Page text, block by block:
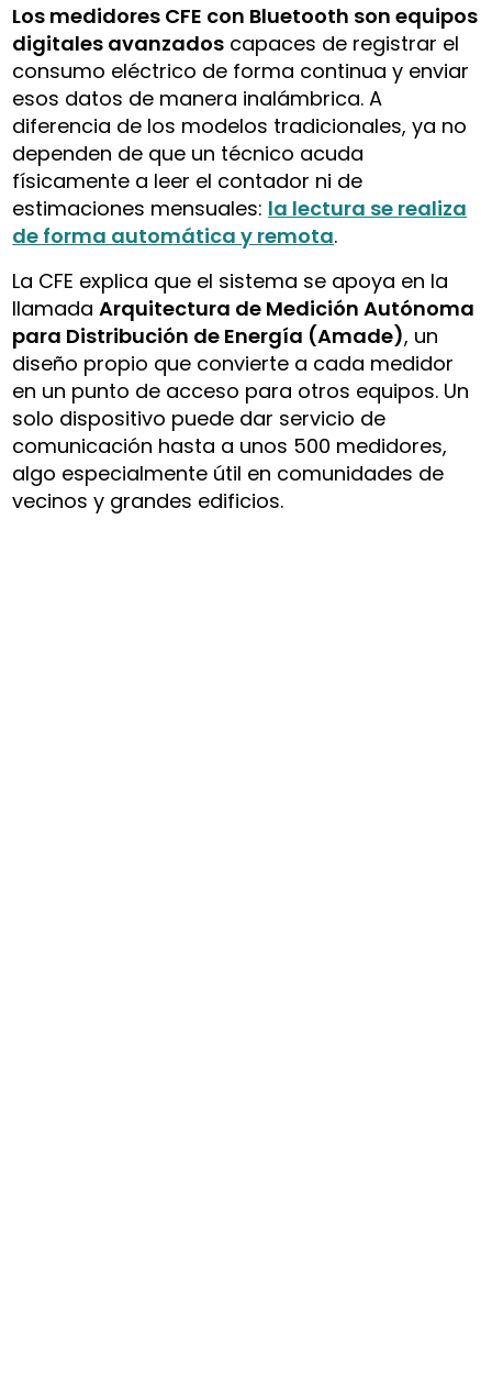
Los medidores CFE con Bluetooth son equipos
digitales avanzados capaces de registrar el
consumo eléctrico de forma continua y enviar
esos datos de manera inalámbrica. A
diferencia de los modelos tradicionales, ya no
dependen de que un técnico acuda
físicamente a leer el contador ni de
estimaciones mensuales: la lectura se realiza
de forma automática y remota.
La CFE explica que el sistema se apoya en la
llamadaArquitectura de Medición Autónoma
para Distribución de Energía (Amade), un
diseño propio que convierte a cada medidor
en un punto de acceso para otros equipos. Un
solo dispositivo puede dar servicio de
comunicación hasta a unos 500 medidores,
algo especialmente útil en comunidades de
vecinos y grandes edificios.